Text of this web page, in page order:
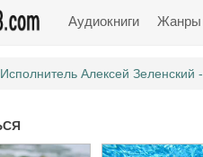
Аудиокниги Жанры
Исполнитель Алексей Зеленский